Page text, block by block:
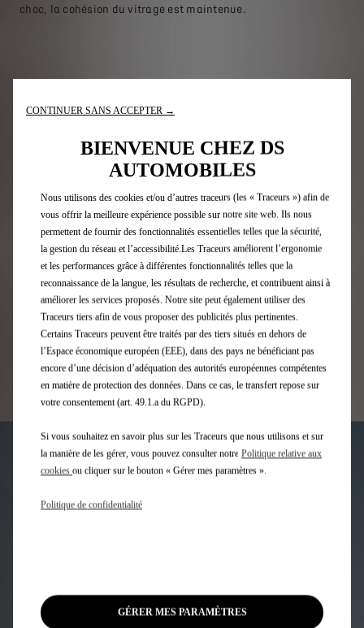
choc, la cohésion du vitrage est maintenue.
NOS CONSEILS POUR
PARE-BRISE
Dès l’apparition d’un impact, il est conseillé de protéger
la zone endommagée par un adhésif transparent de la
taille de l’impact. Vous éviterez ainsi que des
poussières ou des infiltrations d’eau rendent la
réparation délicate, voire impossible. Une fois cette
opération réalisée, prenez rendez-vous au plus vite chez
DS Service.
N’attendez pas pour réparer votre pare-brise, un impact
réparé rapidement peut vous éviter un changement de
pare-brise plus coûteux.
Si vous avez une question concernant votre franchise,
n'hésitez pas à contacter votre Expert DS Service.
DS AUTOMOBILES &
L’ENVIRONNEMENT
pièces usagées, DS Automobiles s’engage avec son réseau,
dans une action vigilante à chaque étape du cycle de vie du
CONTINUER SANS ACCEPTER →
BIENVENUE CHEZ DS
AUTOMOBILES
Nous utilisons des cookies et/ou d’autres traceurs (les « Traceurs ») afin de
vous offrir la meilleure expérience possible sur notre site web. Ils nous
permettent de fournir des fonctionnalités essentielles telles que la sécurité,
la gestion du réseau et l’accessibilité.Les Traceurs améliorent l’ergonomie
et les performances grâce à différentes fonctionnalités telles que la
reconnaissance de la langue, les résultats de recherche, et contribuent ainsi à
améliorer les services proposés. Notre site peut également utiliser des
Traceurs tiers afin de vous proposer des publicités plus pertinentes.
Certains Traceurs peuvent être traités par des tiers situés en dehors de
l’Espace économique européen (EEE), dans des pays ne bénéficiant pas
encore d’une décision d’adéquation des autorités européennes compétentes
en matière de protection des données. Dans ce cas, le transfert repose sur
votre consentement (art. 49.1.a du RGPD).
Si vous souhaitez en savoir plus sur les Traceurs que nous utilisons et sur
la manière de les gérer, vous pouvez consulter notre Politique relative aux
cookies ou cliquer sur le bouton « Gérer mes paramètres ».
Politique de confidentialité
GÉRER MES PARAMÈTRES